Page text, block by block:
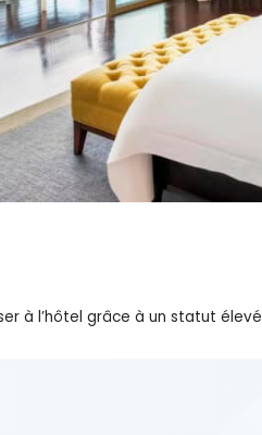
à l’hôtel grâce à un statut élevé